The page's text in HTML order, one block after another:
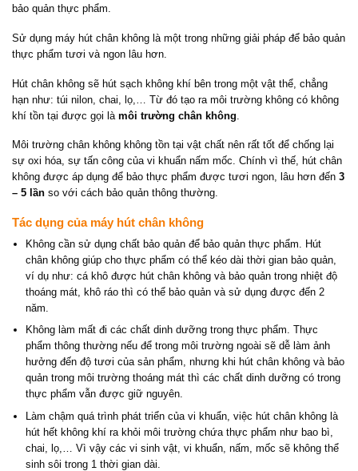
bảo quản thực phẩm.
Sử dụng máy hút chân không là một trong những giải pháp để bảo quản
thực phẩm tươi và ngon lâu hơn.
Hút chân không sẽ hút sạch không khí bên trong một vật thể, chẳng
hạn như: túi nilon, chai, lọ,… Từ đó tạo ra môi trường không có không
khí tồn tại được gọi là môi trường chân không
Môi trường chân không không tồn tại vật chất nên rất tốt để chống lại
sự oxi hóa, sự tấn công của vi khuẩn nấm mốc. Chính vì thế, hút chân
không được áp dụng để bảo thực phẩm được tươi ngon, lâu hơn đến 3
– 5 lần so với cách bảo quản thông thường.
Tác dụng của máy hút chân không
Không cần sử dụng chất bảo quản để bảo quản thực phẩm. Hút
chân không giúp cho thực phẩm có thể kéo dài thời gian bảo quản,
ví dụ như: cá khô được hút chân không và bảo quản trong nhiệt độ
thoáng mát, khô ráo thì có thể bảo quản và sử dụng được đến 2
năm.
Không làm mất đi các chất dinh dưỡng trong thực phẩm. Thực
phẩm thông thường nếu để trong môi trường ngoài sẽ dễ làm ảnh
hưởng đến độ tươi của sản phẩm, nhưng khi hút chân không và bảo
quản trong môi trường thoáng mát thì các chất dinh dưỡng có trong
thực phẩm vẫn được giữ nguyên.
Làm chậm quá trình phát triển của vi khuẩn, việc hút chân không là
hút hết không khí ra khỏi môi trường chứa thực phẩm như bao bì,
chai, lọ,… Vì vậy các vi sinh vật, vi khuẩn, nấm, mốc sẽ không thể
sinh sôi trong 1 thời gian dài.